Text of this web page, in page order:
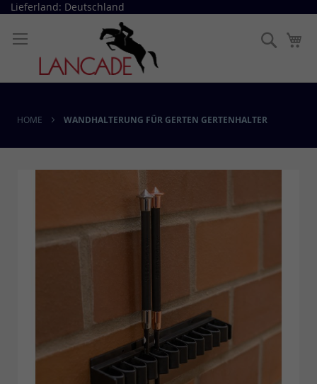
Direkt
Inhalt
Lieferland: Deutschland
Suche
HOME WANDHALTERUNG FÜR GERTEN GERTENHALTER